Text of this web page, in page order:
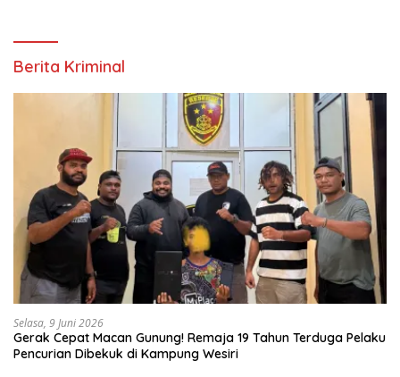
Berita Kriminal
Selasa, 9 Juni 2026
Gerak Cepat Macan Gunung! Remaja 19 Tahun Terduga Pelaku
Pencurian Dibekuk di Kampung Wesiri